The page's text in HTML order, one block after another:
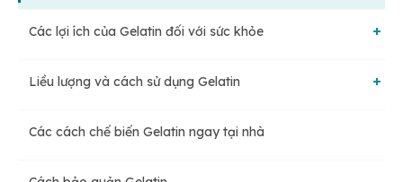
Gelatin là gì?
Các lợi ích của Gelatin đối với sức khỏe
Cải thiện vấn đề về xương khớp
Liều lượng và cách sử dụng Gelatin
Liều lượng
Các cách chế biến Gelatin ngay tại nhà